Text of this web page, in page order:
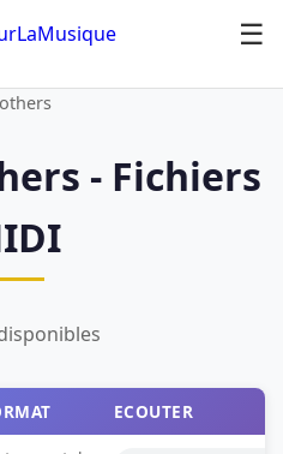
☰
- Fichiers
ECOUTER